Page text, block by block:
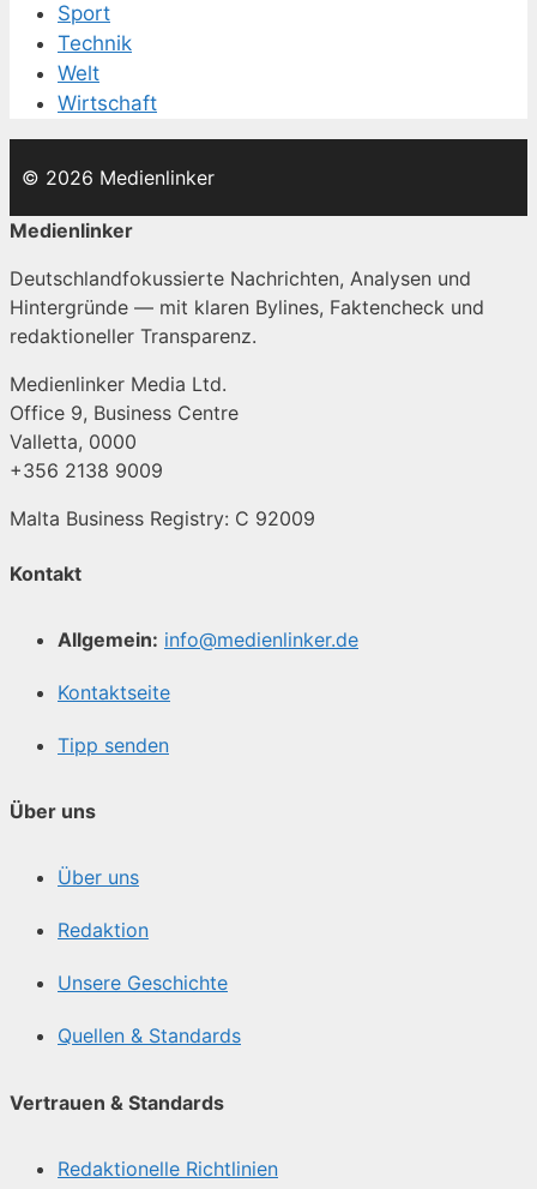
Sport
Technik
Welt
Wirtschaft
© 2026 Medienlinker
Medienlinker
Deutschlandfokussierte Nachrichten, Analysen und
Hintergründe — mit klaren Bylines, Faktencheck und
redaktioneller Transparenz.
Medienlinker Media Ltd.
Office 9, Business Centre
Valletta, 0000
+356 2138 9009
Malta Business Registry: C 92009
Kontakt
Allgemein: info@medienlinker.de
Kontaktseite
Tipp senden
Über uns
Über uns
Redaktion
Unsere Geschichte
Quellen & Standards
Vertrauen & Standards
Redaktionelle Richtlinien